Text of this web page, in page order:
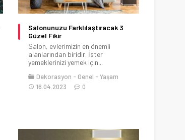
Salonunuzu Farklılaştıracak 3
Güzel Fikir
Salon, evlerimizin en önemli
alanlarından biridir. İster
yemeklerinizi yemek için...
Dekorasyon Genel
Yaşam
16.04.2023
0